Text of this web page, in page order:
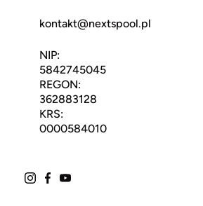
kontakt@nextspool.pl
NIP:
5842745045
REGON:
362883128
KRS:
0000584010